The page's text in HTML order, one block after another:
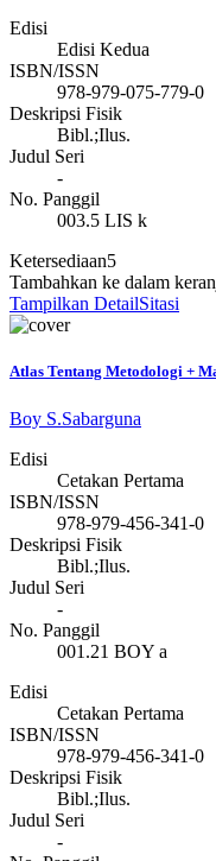
Edisi
Edisi Kedua
ISBN/ISSN
978-979-075-779-0
Deskripsi Fisik
Bibl.;Ilus.
Judul Seri
-
No. Panggil
003.5 LIS k
Ketersediaan5
Tambahkan ke dalam
Tampilkan DetailSitasi
Atlas Tentang Metodologi +
Boy S.Sabarguna
Edisi
Cetakan Pertama
ISBN/ISSN
978-979-456-341-0
Deskripsi Fisik
Bibl.;Ilus.
Judul Seri
-
No. Panggil
001.21 BOY a
Edisi
Cetakan Pertama
ISBN/ISSN
978-979-456-341-0
Deskripsi Fisik
Bibl.;Ilus.
Judul Seri
-